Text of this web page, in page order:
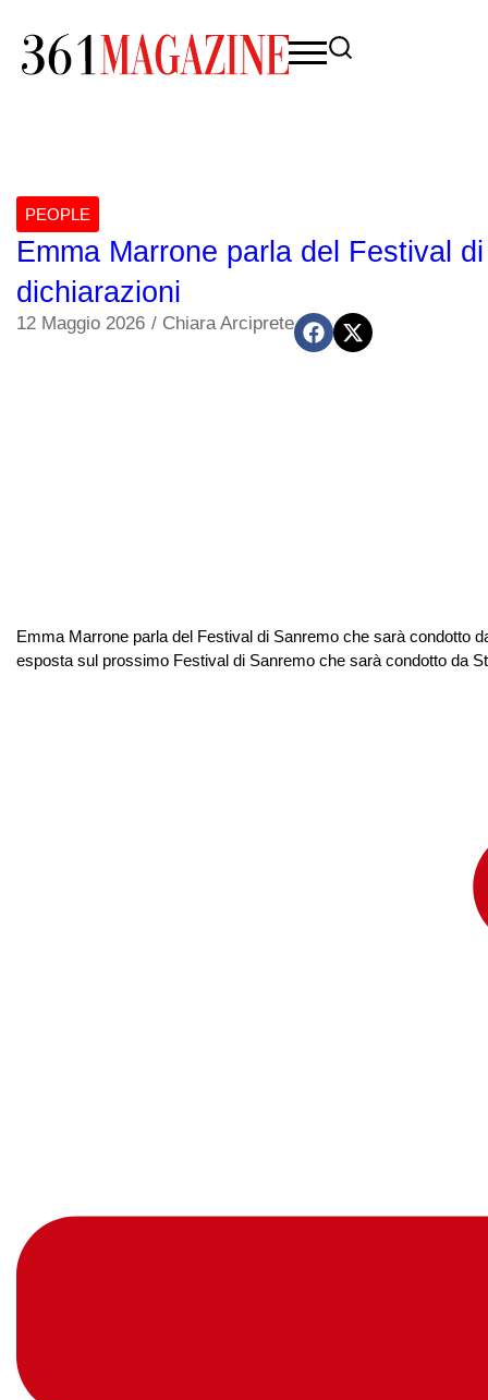
PEOPLE
Emma Marrone parla del Festival
dichiarazioni
12 Maggio 2026 / Chiara Arciprete
Emma Marrone parla del Festival di Sanremo che sarà condotto
esposta sul prossimo Festival di Sanremo che sarà condotto da